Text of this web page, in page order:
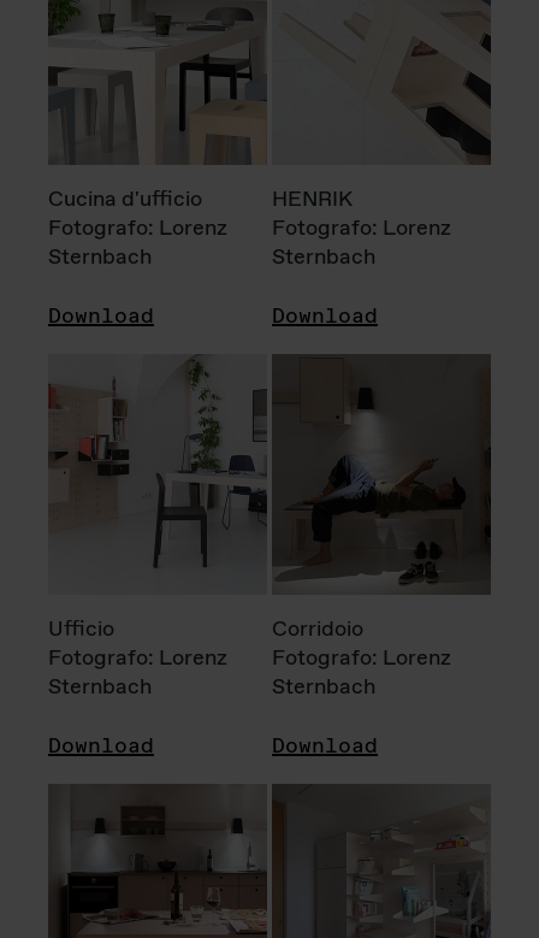
Cucina d'ufficio
Fotografo: Lorenz
Sternbach
Download
HENRIK
Fotografo: Lorenz
Sternbach
Download
Ufficio
Fotografo: Lorenz
Sternbach
Download
Corridoio
Fotografo: Lorenz
Sternbach
Download